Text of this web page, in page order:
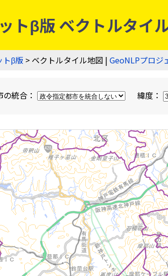
トβ版 ベクトルタイ
トβ版 > ベクトルタイル地図 | GeoNLPプロジ
統合： 緯度：